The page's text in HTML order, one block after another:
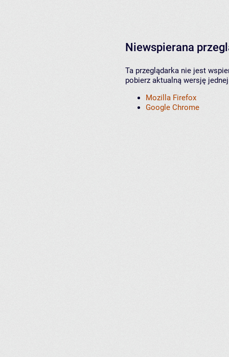
Niewspierana
Ta przeglądarka nie jest
pobierz aktualną wersję
Mozilla Firefox
Google Chrome